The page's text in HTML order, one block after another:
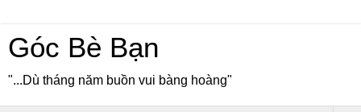
Góc Bè Bạn
"...Dù tháng năm buồn vui bàng hoàng"